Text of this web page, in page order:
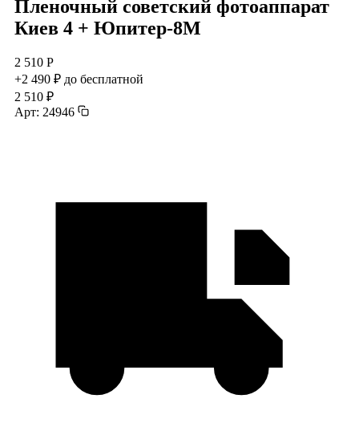
Пленочный советский фотоаппарат
Киев 4 + Юпитер-8М
2 510 Р
+2 490 ₽ до бесплатной
2 510 ₽
Арт: 24946